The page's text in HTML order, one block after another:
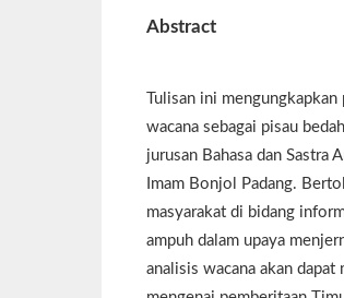
Abstract
Tulisan ini
wacana sebagai pisau
jurusan Bahasa dan Sastra
Imam Bonjol Padang.
masyarakat di bidang
ampuh dalam upaya
analisis wacana akan